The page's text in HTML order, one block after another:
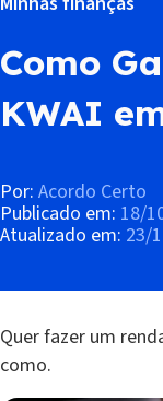
Como
KWAI
Por: Acordo Certo
Publicado em: 18/
Atualizado em: 23/
Quer fazer um
como.